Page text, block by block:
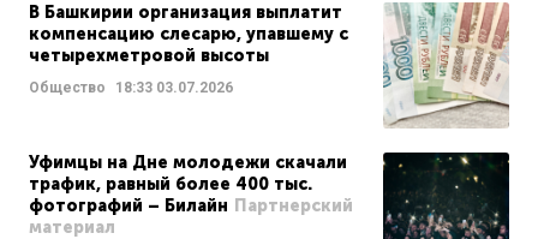
В Башкирии организация выплатит
компенсацию слесарю, упавшему с
четырехметровой высоты
Общество 18:33 03.07.2026
Уфимцы на Дне молодежи скачали
трафик, равный более 400 тыс.
фотографий – Билайн Партнерский
материал